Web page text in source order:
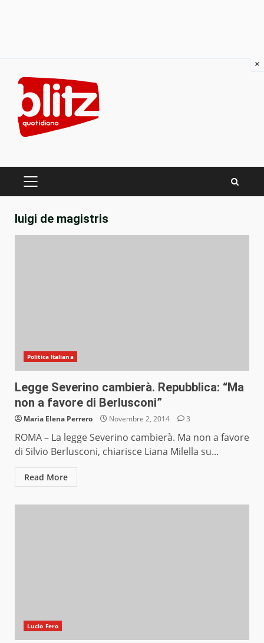
content
PRIMARY
luigi de magistris
Politica Italiana
Legge Severino cambierà. Repubblica: “Ma
non a favore di Berlusconi”
Maria Elena Perrero Novembre 2, 2014 3
ROMA – La legge Severino cambierà. Ma non a favore
di Silvio Berlusconi, chiarisce Liana Milella su...
Read More
Lucio Fero
×